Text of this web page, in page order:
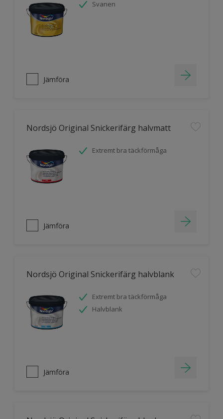
Svanen
Jämföra
Nordsjö Original Snickerifärg halvmatt
Extremt bra täckförmåga
Jämföra
Nordsjö Original Snickerifärg halvblank
Extremt bra täckförmåga
Halvblank
Jämföra